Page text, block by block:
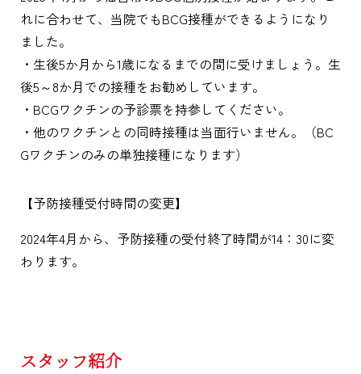
れに合わせて、当院でもBCG接種ができるようになり
ました。
・生後5か月から1歳になるまでの間に受けましょう。生
後5～8か月での接種をお勧めしています。
・BCGワクチンの予診票を持参してください。
・他のワクチンとの同時接種は当面行いません。（BC
Gワクチンのみの単独接種になります）
【予防接種受付時間の変更】
2024年4月から、予防接種の受付終了時間が14：30に変
わります。
スタッフ紹介